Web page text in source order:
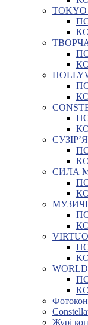
TOKYO
СИЛА
Журі